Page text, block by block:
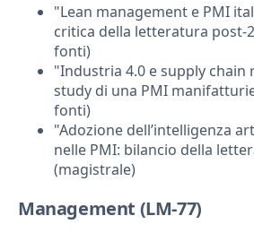
"Lean management e PMI
critica della letteratura post-
fonti)
"Industria 4.0 e supply chain
study di una PMI
fonti)
"Adozione dell’intelligenza
nelle PMI: bilancio della
(magistrale)
Management (LM-77)